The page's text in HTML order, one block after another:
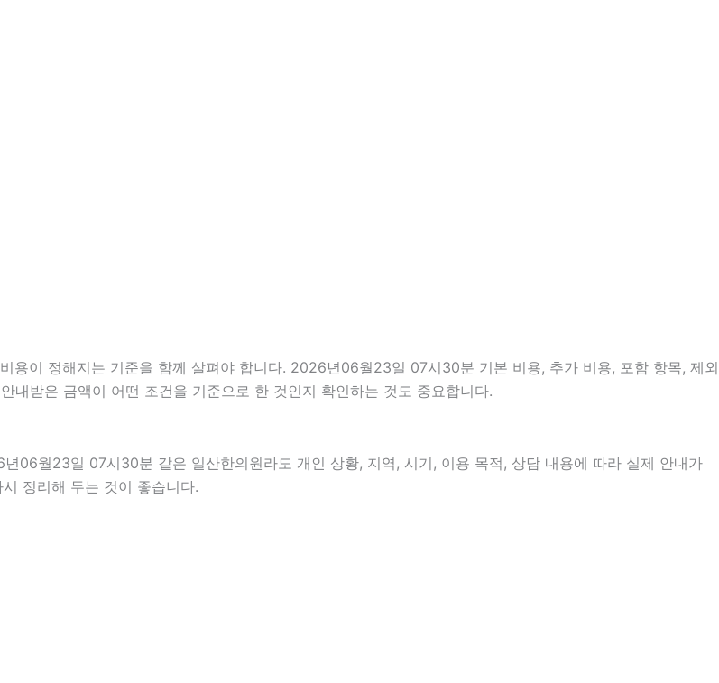
용이 정해지는 기준을 함께 살펴야 합니다. 2026년06월23일 07시30분 기본 비용, 추가 비용, 포함 항목, 제외
내받은 금액이 어떤 조건을 기준으로 한 것인지 확인하는 것도 중요합니다.
06월23일 07시30분 같은 일산한의원라도 개인 상황, 지역, 시기, 이용 목적, 상담 내용에 따라 실제 안내가
정리해 두는 것이 좋습니다.